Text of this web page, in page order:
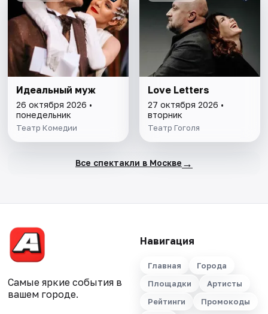
Идеальный муж
26 октября 2026 •
понедельник
Театр Комедии
Love Letters
27 октября 2026 •
вторник
Театр Гоголя
Все спектакли в Москве →
Самые яркие события в
вашем городе.
Навигация
Главная
Города
Площадки
Артисты
Рейтинги
Промокоды